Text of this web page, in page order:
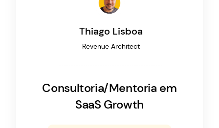
Thiago Lisboa
Revenue Architect
Consultoria/Mentoria em
SaaS Growth